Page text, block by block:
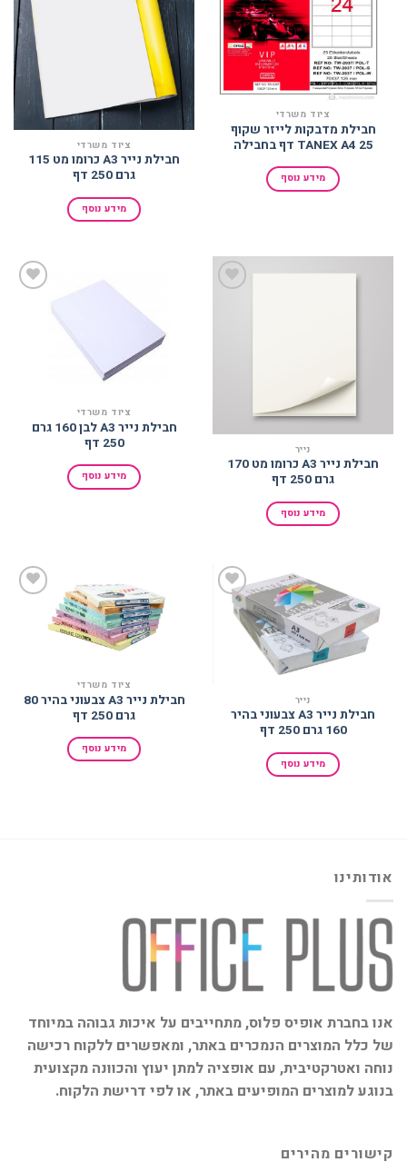
הוסף
למועדפים
ציוד משרדי
חבילת מדבקות לייזר שקוף
TANEX A4 25 דף בחבילה
מידע נוסף
הוסף
ציוד משרדי
חבילת נייר A3 כרומו מט 115
גרם 250 דף
מידע נוסף
נייר
חבילת נייר A3 כרומו מט 170
גרם 250 דף
מידע נוסף
ציוד משרדי
חבילת נייר A3 לבן 160 גרם
250 דף
מידע נוסף
נייר
חבילת נייר A3 צבעוני בהיר
160 גרם 250 דף
מידע נוסף
ציוד משרדי
חבילת נייר A3 צבעוני בהיר 80
גרם 250 דף
מידע נוסף
אודותינו
אנו בחברת אופיס פלוס, מתחייבים על איכות גבוהה במיוחד
של כלל המוצרים הנמכרים באתר, ומאפשרים ללקוח רכישה
נוחה ואטרקטיבית, עם אופציה למתן יעוץ והכוונה מקצועית
בנוגע למוצרים המופיעים באתר, או לפי דרישת הלקוח.
קישורים מהירים